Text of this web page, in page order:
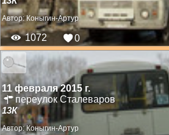
Автор:Коныгин-Артур
1072 0
11 февраля 2015 г.
переулок Сталеваров
13К
Автор: Коныгин-Артур